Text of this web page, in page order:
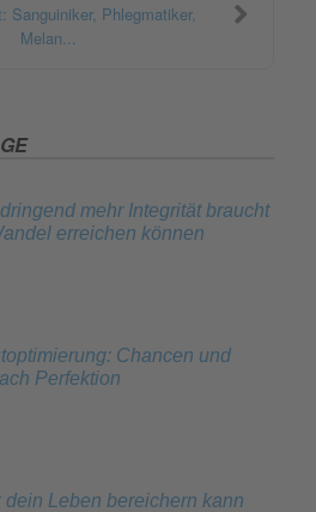
Sanguiniker, Phlegmatiker,
Melan...
mehr Integrität braucht
erreichen können
Chancen und
Perfektion
Leben bereichern kann